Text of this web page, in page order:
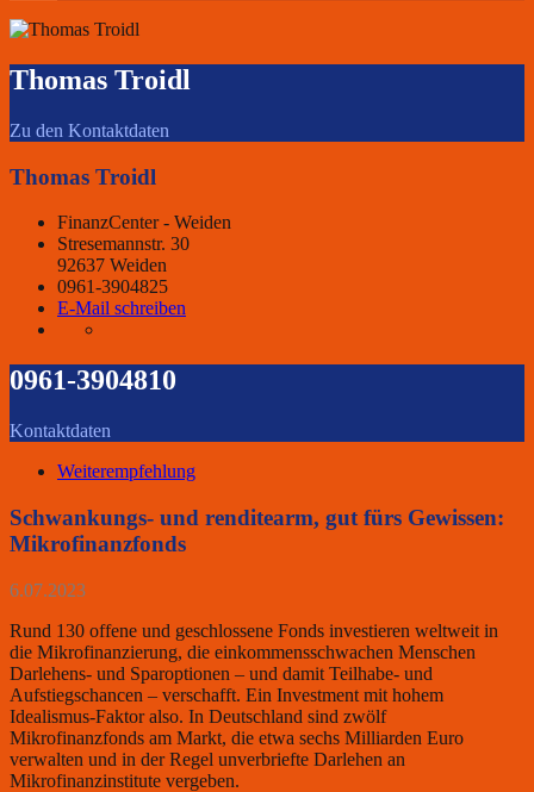
Thomas Troidl
Zu den Kontaktdaten
Thomas Troidl
FinanzCenter - Weiden
Stresemannstr. 30
92637 Weiden
0961-3904825
E-Mail schreiben
0961-3904810
Kontaktdaten
Weiterempfehlung
Schwankungs- und renditearm, gut fürs Gewissen:
Mikrofinanzfonds
6.07.2023
Rund 130 offene und geschlossene Fonds investieren weltweit in
die Mikrofinanzierung, die einkommensschwachen Menschen
Darlehens- und Sparoptionen – und damit Teilhabe- und
Aufstiegschancen – verschafft. Ein Investment mit hohem
Idealismus-Faktor also. In Deutschland sind zwölf
Mikrofinanzfonds am Markt, die etwa sechs Milliarden Euro
verwalten und in der Regel unverbriefte Darlehen an
Mikrofinanzinstitute vergeben.